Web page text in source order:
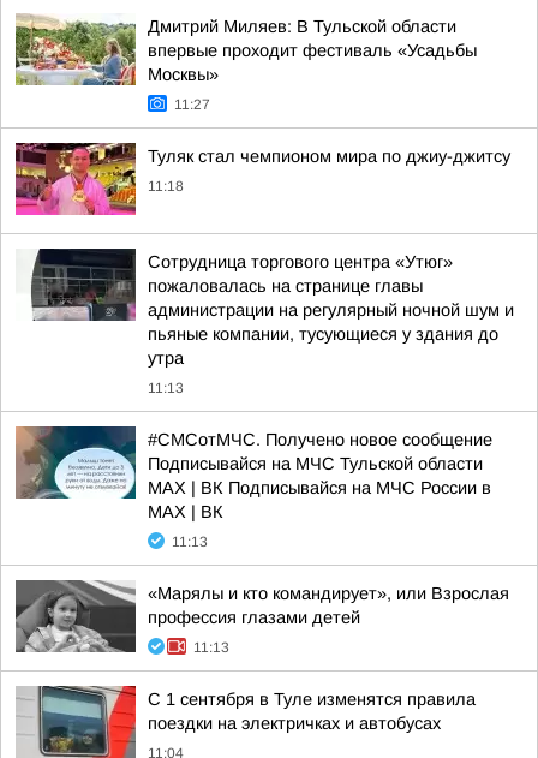
Дмитрий Миляев: В Тульской области
впервые проходит фестиваль «Усадьбы
Москвы»
11:27
Туляк стал чемпионом мира по джиу-джитсу
11:18
Сотрудница торгового центра «Утюг»
пожаловалась на странице главы
администрации на регулярный ночной шум и
пьяные компании, тусующиеся у здания до
утра
11:13
#СМСотМЧС. Получено новое сообщение
Подписывайся на МЧС Тульской области
MAX | ВК Подписывайся на МЧС России в
MAX | ВК
11:13
«Марялы и кто командирует», или Взрослая
профессия глазами детей
11:13
С 1 сентября в Туле изменятся правила
поездки на электричках и автобусах
11:04